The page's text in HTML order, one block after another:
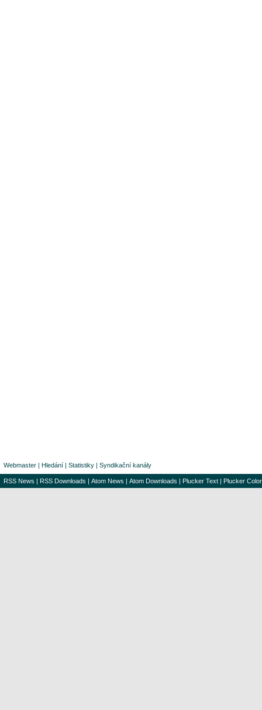
Webmaster | Hledání | Statistiky | Syndikační kanály
RSS News | RSS Downloads | Atom News | Atom Downloads | Plucker Text | Plucker Color